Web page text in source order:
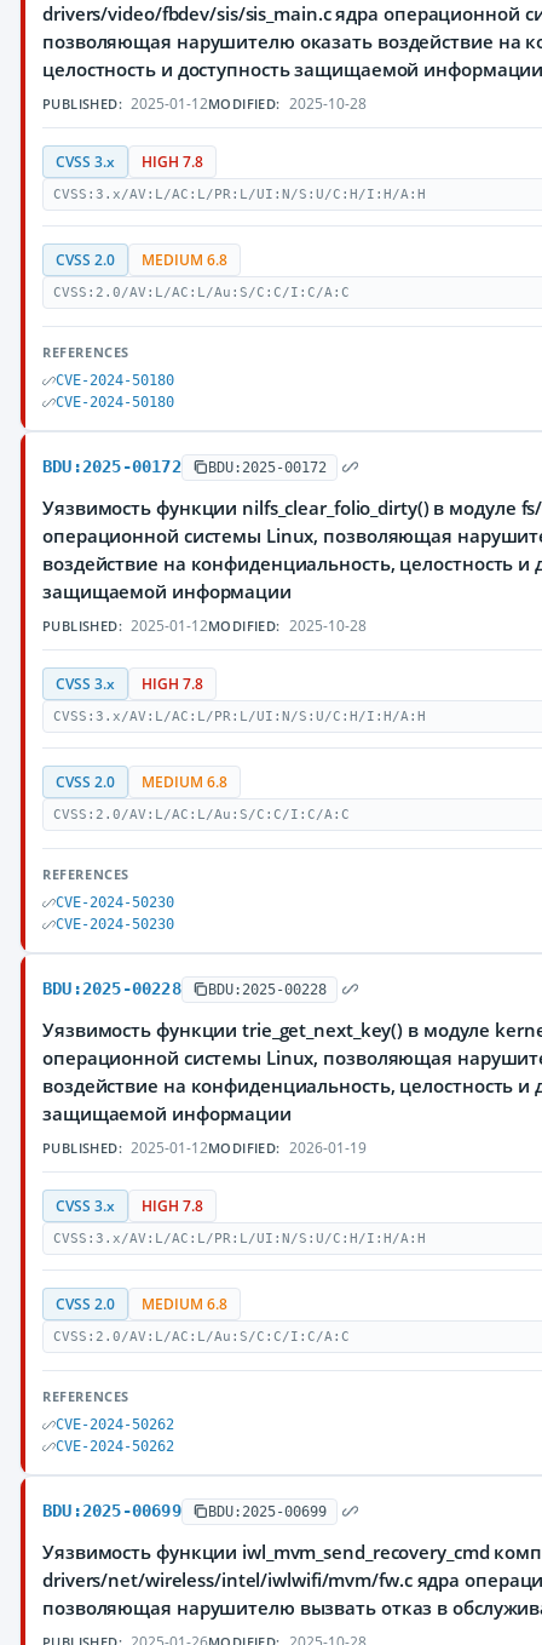
drivers/video/fbdev/sis/sis_main.c ядра операционной
позволяющая нарушителю оказать воздействие на
целостность и доступность защищаемой
PUBLISHED: 2025-01-12MODIFIED: 2025-10-28
CVSS 3.x HIGH 7.8
CVSS:3.x/AV:L/AC:L/PR:L/UI:N/S:U/C:H/I:H/A:H
CVSS 2.0 MEDIUM 6.8
CVSS:2.0/AV:L/AC:L/Au:S/C:C/I:C/A:C
REFERENCES
CVE-2024-50180
CVE-2024-50180
BDU:2025-00172 BDU:2025-00172
Уязвимость функции nilfs_clear_folio_dirty() в модуле
операционной системы Linux, позволяющая
воздействие на конфиденциальность, целостность и
защищаемой информации
PUBLISHED: 2025-01-12MODIFIED: 2025-10-28
CVSS 3.x HIGH 7.8
CVSS:3.x/AV:L/AC:L/PR:L/UI:N/S:U/C:H/I:H/A:H
CVSS 2.0 MEDIUM 6.8
CVSS:2.0/AV:L/AC:L/Au:S/C:C/I:C/A:C
REFERENCES
CVE-2024-50230
CVE-2024-50230
BDU:2025-00228 BDU:2025-00228
Уязвимость функции trie_get_next_key() в модуле
операционной системы Linux, позволяющая
воздействие на конфиденциальность, целостность и
защищаемой информации
PUBLISHED: 2025-01-12MODIFIED: 2026-01-19
CVSS 3.x HIGH 7.8
CVSS:3.x/AV:L/AC:L/PR:L/UI:N/S:U/C:H/I:H/A:H
CVSS 2.0 MEDIUM 6.8
CVSS:2.0/AV:L/AC:L/Au:S/C:C/I:C/A:C
REFERENCES
CVE-2024-50262
CVE-2024-50262
BDU:2025-00699 BDU:2025-00699
Уязвимость функции iwl_mvm_send_recovery_cmd
drivers/net/wireless/intel/iwlwifi/mvm/fw.c ядра
позволяющая нарушителю вызвать отказ в